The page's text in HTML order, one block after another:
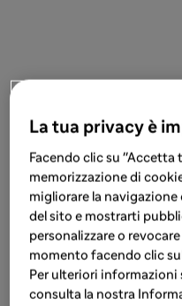
La tua privacy è
Facendo clic su
memorizzazione di
migliorare la
del sito e mostrarti
personalizzare o
momento facendo clic
Per ulteriori informazioni
consulta la nostra